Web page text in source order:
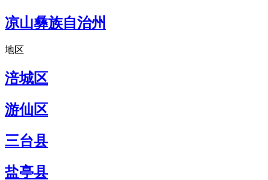
凉山彝族自治州
地区
涪城区
游仙区
三台县
盐亭县